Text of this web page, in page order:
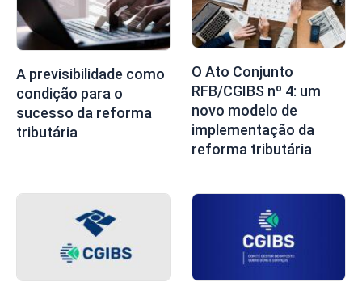
A previsibilidade como
condição para o
sucesso da reforma
tributária
O Ato Conjunto
RFB/CGIBS nº 4: um
novo modelo de
implementação da
reforma tributária